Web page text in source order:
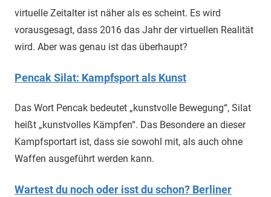
virtuelle Zeitalter ist näher als es scheint. Es wird
vorausgesagt, dass 2016 das Jahr der virtuellen Realität
wird. Aber was genau ist das überhaupt?
Pencak Silat: Kampfsport als Kunst
Das Wort Pencak bedeutet „kunstvolle Bewegung“, Silat
heißt „kunstvolles Kämpfen“. Das Besondere an dieser
Kampfsportart ist, dass sie sowohl mit, als auch ohne
Waffen ausgeführt werden kann.
Wartest du noch oder isst du schon? Berliner